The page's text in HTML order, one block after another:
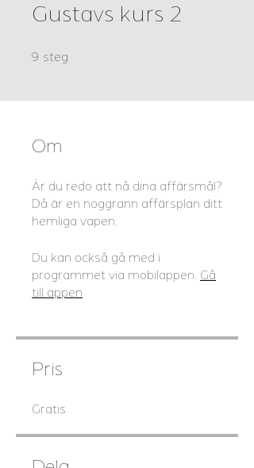
Gustavs kurs 2
9 steg
Om
Är du redo att nå dina affärsmål?
Då är en noggrann affärsplan ditt
Du kan också gå med i
programmet via mobilappen. Gå
till appen
Pris
Gratis